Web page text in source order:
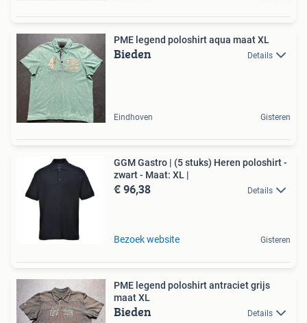
PME legend poloshirt aqua maat XL
Bieden Details
Eindhoven Gisteren
GGM Gastro | (5 stuks) Heren poloshirt -
zwart - Maat: XL |
€ 96,38 Details
Bezoek website Gisteren
PME legend poloshirt antraciet grijs
maat XL
Bieden Details